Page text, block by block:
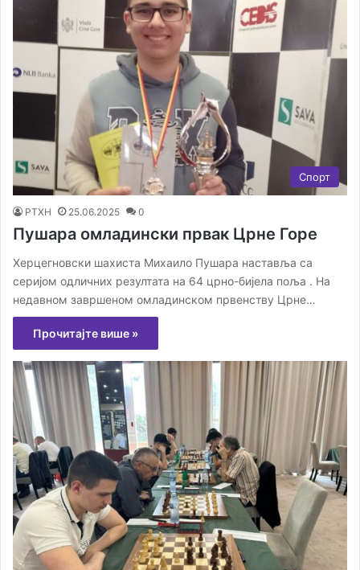
Спорт
РТХН 25.06.2025 0
Пушара омладински првак Црне Горе
Херцегновски шахиста Михаило Пушара наставља са
серијом одличних резултата на 64 црно-бијела поља . На
недавном завршеном омладинском првенству Црне…
Прочитајте више »